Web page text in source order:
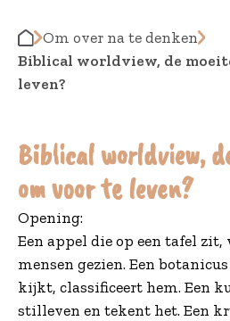
Om over na te denken
Biblical worldview, de
leven?
Biblical worldview,
om voor te leven?
Opening:
Een appel die op een tafel
mensen gezien. Een
kijkt, classificeert hem. Een
stilleven en tekent het. Een